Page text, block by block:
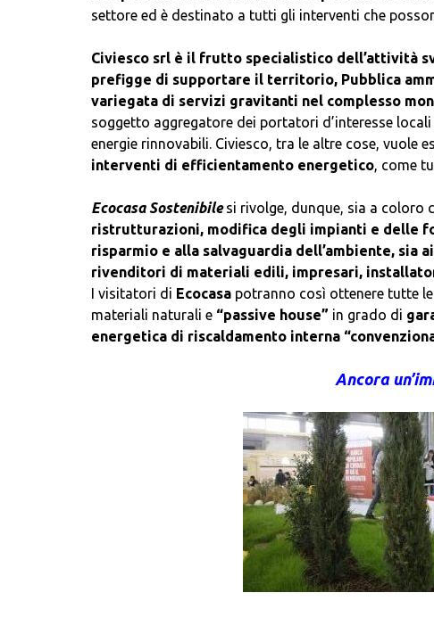
settore ed è destinato a tutti gli interventi che
Civiesco srl è il frutto specialistico dell’attività
prefigge di supportare il territorio, Pubblica
variegata di servizi gravitanti nel complesso
soggetto aggregatore dei portatori d’interesse
energie rinnovabili. Civiesco, tra le altre cose, vuole
interventi di efficientamento energetico, come
Ecocasa Sostenibilesi rivolge, dunque, sia a coloro
ristrutturazioni, modifica degli impianti e delle
risparmio e alla salvaguardia dell’ambiente,
rivenditori di materiali edili, impresari,
I visitatori di Ecocasa potranno così ottenere tutte
materiali naturali e “passive house” in grado di
energetica di riscaldamento interna
Ancora